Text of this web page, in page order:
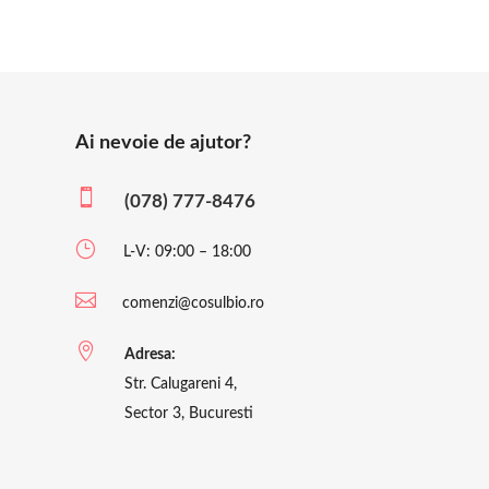
Ai nevoie de ajutor?
 (078) 777-8476
} L-V: 09:00 – 18:00
 comenzi@cosulbio.ro

Adresa:
Str. Calugareni 4,
Sector 3, Bucuresti